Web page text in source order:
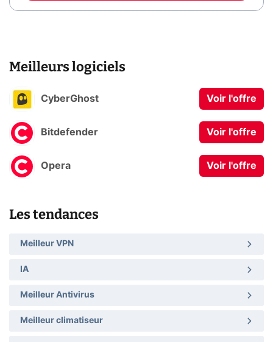
Meilleurs logiciels
CyberGhost Voir l'offre
Bitdefender Voir l'offre
Opera Voir l'offre
Les tendances
Meilleur VPN
IA
Meilleur Antivirus
Meilleur climatiseur